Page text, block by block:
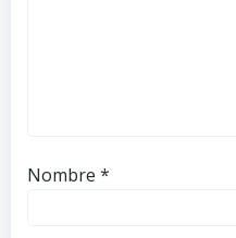
Nombre *